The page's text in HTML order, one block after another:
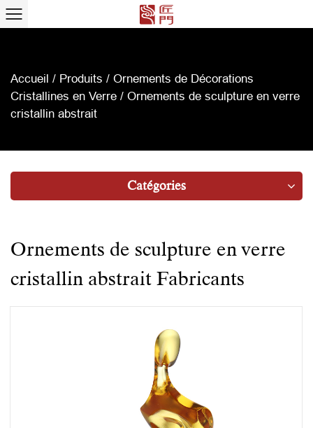
Accueil / Produits / Ornements de Décorations
Cristallines en Verre / Ornements de sculpture en verre
cristallin abstrait
Catégories
Ornements de sculpture en verre
cristallin abstrait Fabricants